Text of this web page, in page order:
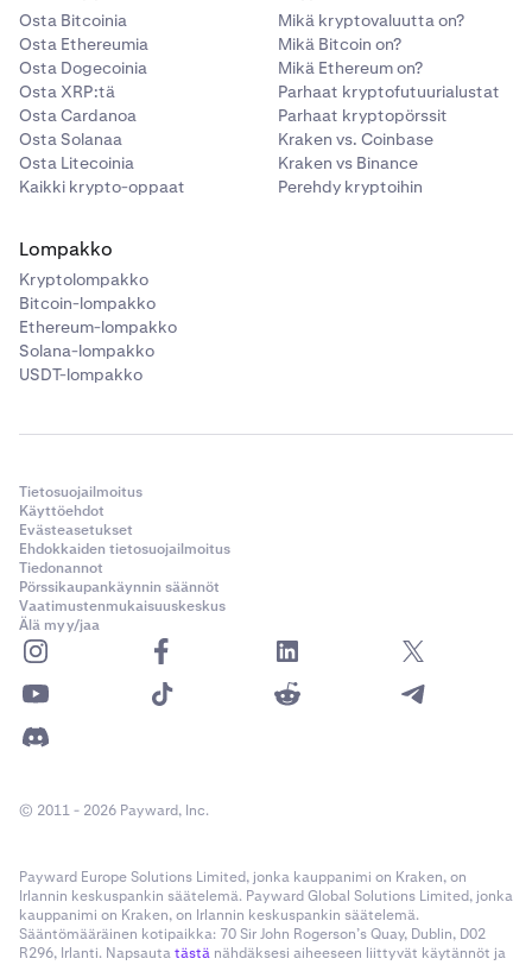
Osta Bitcoinia
Osta Ethereumia
Osta Dogecoinia
Osta XRP:tä
Osta Cardanoa
Osta Solanaa
Osta Litecoinia
Kaikki krypto-oppaat
Mikä kryptovaluutta on?
Mikä Bitcoin on?
Mikä Ethereum on?
Parhaat kryptofutuurialustat
Parhaat kryptopörssit
Kraken vs. Coinbase
Kraken vs Binance
Perehdy kryptoihin
Lompakko
Kryptolompakko
Bitcoin-lompakko
Ethereum-lompakko
Solana-lompakko
USDT-lompakko
Tietosuojailmoitus
Käyttöehdot
Evästeasetukset
Ehdokkaiden tietosuojailmoitus
Tiedonannot
Pörssikaupankäynnin säännöt
Vaatimustenmukaisuuskeskus
Älä myy/jaa
© 2011 - 2026 Payward, Inc.
Payward Europe Solutions Limited, jonka kauppanimi on Kraken, on
Irlannin keskuspankin säätelemä. Payward Global Solutions Limited, jonka
kauppanimi on Kraken, on Irlannin keskuspankin säätelemä.
Sääntömääräinen kotipaikka: 70 Sir John Rogerson’s Quay, Dublin, D02
R296, Irlanti. Napsautatästä nähdäksesi aiheeseen liittyvät käytännöt ja